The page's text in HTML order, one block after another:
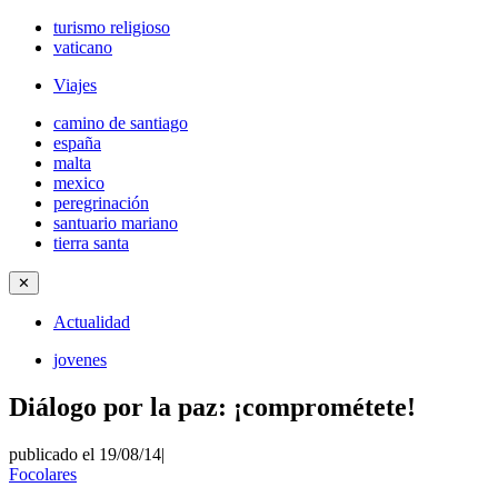
turismo religioso
vaticano
Viajes
camino de santiago
españa
malta
mexico
peregrinación
santuario mariano
tierra santa
✕
Actualidad
jovenes
Diálogo por la paz: ¡comprométete!
publicado el 19/08/14|
Focolares